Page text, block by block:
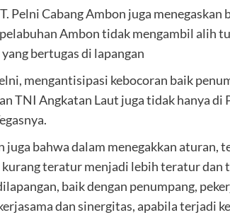
Pelni Cabang Ambon juga
Ambon tidak mengambil alih
bertugas di lapangan
mengantisipasi kebocoran baik
TNI Angkatan Laut juga tidak hanya di
bahwa dalam menegakkan aturan,
kurang teratur menjadi lebih teratur
baik dengan penumpang,
dan sinergitas, apabila terjadi